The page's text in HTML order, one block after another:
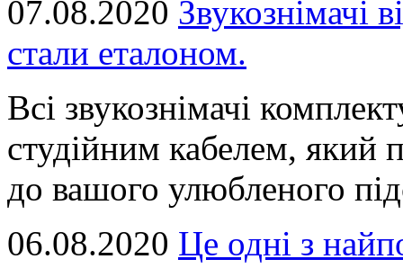
07.08.2020 Звукознімачі
стали еталоном.
Всі звукознімачі
студійним кабелем, який
до вашого улюбленого
06.08.2020 Це однi з